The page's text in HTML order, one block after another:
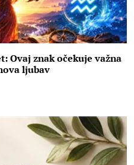
Ovaj znak očekuje važna
ljubav